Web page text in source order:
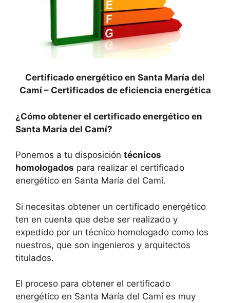
Certificado energético en Santa María del
Camí – Certificados de eficiencia energética
¿Cómo obtener el certificado energético en
Santa María del Camí?
Ponemos a tu disposición técnicos
homologados para realizar el certificado
energético en Santa María del Camí.
Si necesitas obtener un certificado energético
ten en cuenta que debe ser realizado y
expedido por un técnico homologado como los
nuestros, que son ingenieros y arquitectos
titulados.
El proceso para obtener el certificado
energético en Santa María del Camí es muy